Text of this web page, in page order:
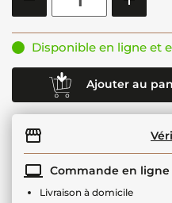
Disponible en ligne et
Ajouter au
Commande en ligne
Livraison à domicile